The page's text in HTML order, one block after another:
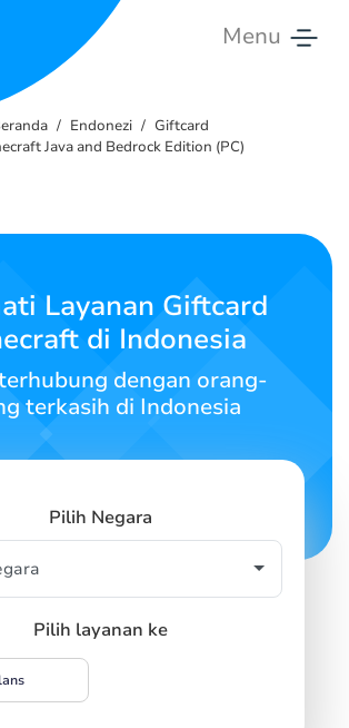
Menu
Endonezi
Giftcard
Java and Bedrock Edition (PC)
Layanan Giftcard
di Indonesia
dengan orang-
terkasih di Indonesia
Pilih Negara
Pilih layanan ke